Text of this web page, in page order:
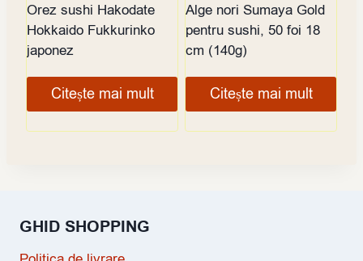
Orez sushi Hakodate
Hokkaido Fukkurinko
japonez
Citește mai mult
Alge nori Sumaya Gold
pentru sushi, 50 foi 18
cm (140g)
Citește mai mult
GHID SHOPPING